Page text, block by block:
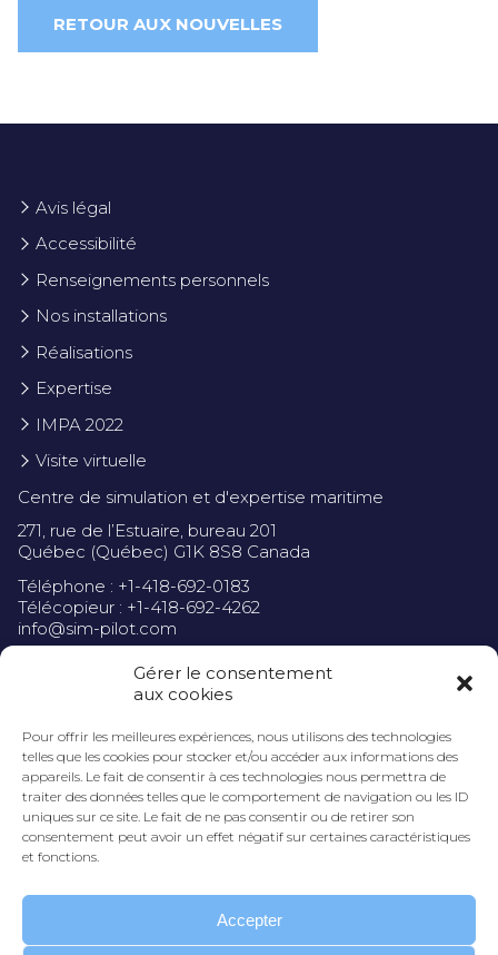
Gérer le consentement
aux cookies
Pour offrir les meilleures expériences, nous utilisons des technologies
telles que les cookies pour stocker et/ou accéder aux informations des
appareils. Le fait de consentir à ces technologies nous permettra de
traiter des données telles que le comportement de navigation ou les ID
uniques sur ce site. Le fait de ne pas consentir ou de retirer son
consentement peut avoir un effet négatif sur certaines caractéristiques
et fonctions.
Accepter
RETOUR AUX NOUVELLES
Avis légal
Accessibilité
Renseignements personnels
Nos installations
Réalisations
Expertise
IMPA 2022
Visite virtuelle
Centre de simulation et d'expertise maritime
271, rue de l’Estuaire, bureau 201
Québec (Québec) G1K 8S8 Canada
Téléphone : +1-418-692-0183
Télécopieur : +1-418-692-4262
info@sim-pilot.com
Politique de confidentialité